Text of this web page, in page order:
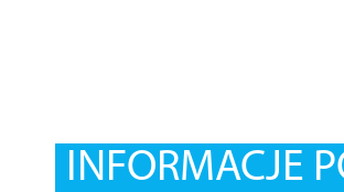
INFORMACJE